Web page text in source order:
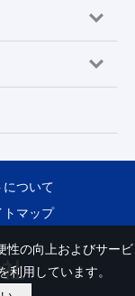
について
トマップ
性の向上およびサービ
利用しています。